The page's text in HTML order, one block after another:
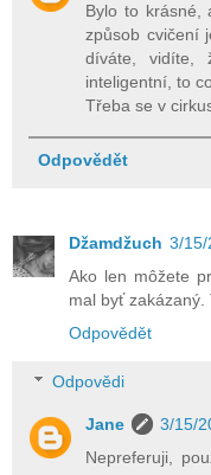
Bylo to krásné,
způsob cvičení
díváte, vidíte,
inteligentní, to
Třeba se v
Odpovědět
Džamdžuch 3/15/
Ako len môžete
mal byť zakázaný.
Odpovědět
Odpovědi
Jane
3/15/
Nepreferuji,